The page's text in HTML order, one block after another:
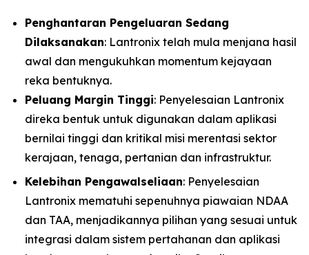
Penghantaran Pengeluaran Sedang
Dilaksanakan: Lantronix telah mula menjana hasil
awal dan mengukuhkan momentum kejayaan
reka bentuknya.
Peluang Margin Tinggi: Penyelesaian Lantronix
direka bentuk untuk digunakan dalam aplikasi
bernilai tinggi dan kritikal misi merentasi sektor
kerajaan, tenaga, pertanian dan infrastruktur.
Kelebihan Pengawalseliaan: Penyelesaian
Lantronix mematuhi sepenuhnya piawaian NDAA
dan TAA, menjadikannya pilihan yang sesuai untuk
integrasi dalam sistem pertahanan dan aplikasi